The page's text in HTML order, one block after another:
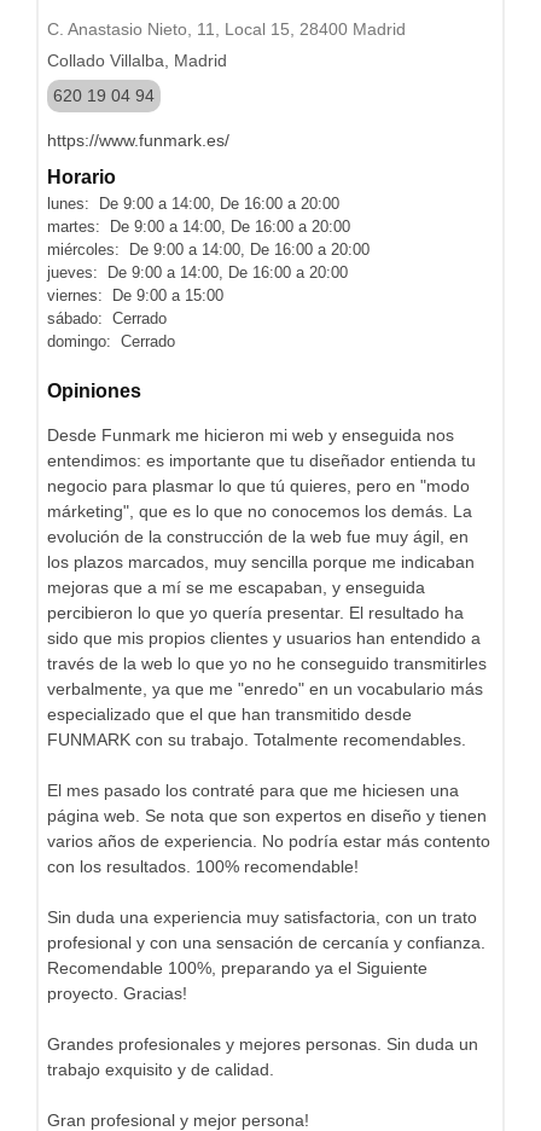
C. Anastasio Nieto, 11, Local 15, 28400 Madrid
Collado Villalba, Madrid
620 19 04 94
https://www.funmark.es/
Horario
lunes: De 9:00 a 14:00, De 16:00 a 20:00
martes: De 9:00 a 14:00, De 16:00 a 20:00
miércoles: De 9:00 a 14:00, De 16:00 a 20:00
jueves: De 9:00 a 14:00, De 16:00 a 20:00
viernes: De 9:00 a 15:00
sábado: Cerrado
domingo: Cerrado
Opiniones
Desde Funmark me hicieron mi web y enseguida nos
entendimos: es importante que tu diseñador entienda tu
negocio para plasmar lo que tú quieres, pero en "modo
márketing", que es lo que no conocemos los demás. La
evolución de la construcción de la web fue muy ágil, en
los plazos marcados, muy sencilla porque me indicaban
mejoras que a mí se me escapaban, y enseguida
percibieron lo que yo quería presentar. El resultado ha
sido que mis propios clientes y usuarios han entendido a
través de la web lo que yo no he conseguido transmitirles
verbalmente, ya que me "enredo" en un vocabulario más
especializado que el que han transmitido desde
FUNMARK con su trabajo. Totalmente recomendables.
El mes pasado los contraté para que me hiciesen una
página web. Se nota que son expertos en diseño y tienen
varios años de experiencia. No podría estar más contento
con los resultados. 100% recomendable!
Sin duda una experiencia muy satisfactoria, con un trato
profesional y con una sensación de cercanía y confianza.
Recomendable 100%, preparando ya el Siguiente
proyecto. Gracias!
Grandes profesionales y mejores personas. Sin duda un
trabajo exquisito y de calidad.
Gran profesional y mejor persona!